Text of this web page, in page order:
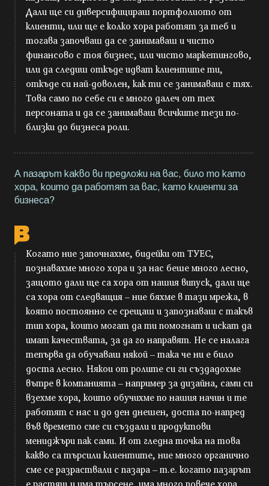
Дали ще си диверсифицираш портфолиото от
клиенти, или ще е колко хора работят за теб и
тогава започваш да се занимаваш и чисто
финансово с тоя бизнес, или чисто маркетингово,
или да следиш откъде идват клиентите ти,
откъде си най-доволен, как ти се занимаваш с тях.
Това само по себе си е много далеч от тех
персоната и да се занимаваш всичките тези по-
близки до бизнеса роли.
А пазарът какво ви предложи на вас, било то като
хора, които да работят за вас, като клиенти за
бизнеса?
Когато ние започнахме, бидейки от ТУЕС,
познавахме много хора и за нас беше много лесно,
защото дали ще са хора от нашия випуск, дали ще
са хора от следващия – ние бяхме в тази мрежа, в
която постоянно се срещаш и запознаваш с такъв
тип хора, които могат да ти помогнат и искат да
имат качествата, за да го направят. Не се налага
тепърва да обучаваш някой – така че ни е било
доста лесно. Някои от ролите си ги създадохме
вътре в компанията – например за дизайна, сами си
взехме хора, които обучихме по нашия начин и те
работят с нас и до ден днешен, доста по-напред
във времето сме си създали и продуктови
мениджъри пак сами. И от гледна точка на това
какво са търсили клиентите, ние много органично
сме се разраствали с пазара – т.е. когато пазарът